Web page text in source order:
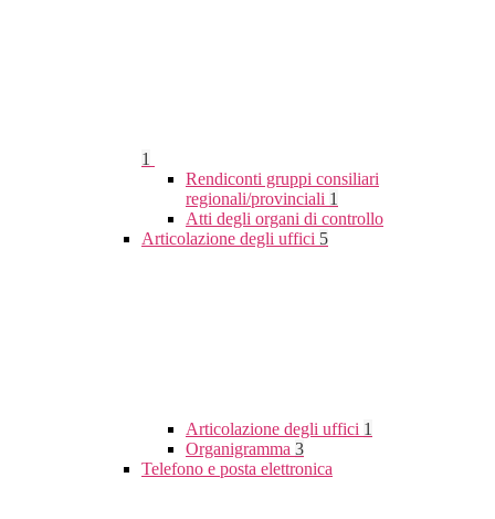
1
Rendiconti gruppi consiliari
regionali/provinciali 1
Atti degli organi di controllo
Articolazione degli uffici 5
Articolazione degli uffici 1
Organigramma 3
Telefono e posta elettronica